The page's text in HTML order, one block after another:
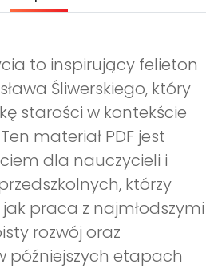
to inspirujący felieton
Śliwerskiego, który
starości w kontekście
materiał PDF jest
dla nauczycieli i
którzy
praca z najmłodszymi
rozwój oraz
późniejszych etapach